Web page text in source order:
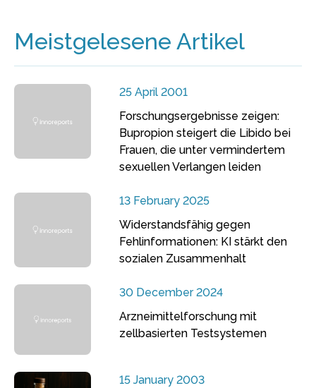
Meistgelesene Artikel
25 April 2001
Forschungsergebnisse zeigen:
Bupropion steigert die Libido bei
Frauen, die unter vermindertem
sexuellen Verlangen leiden
13 February 2025
Widerstandsfähig gegen
Fehlinformationen: KI stärkt den
sozialen Zusammenhalt
30 December 2024
Arzneimittelforschung mit
zellbasierten Testsystemen
15 January 2003